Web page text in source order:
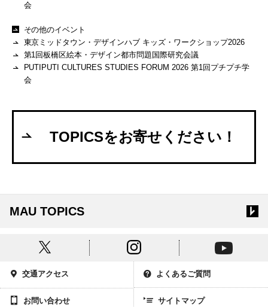
会
その他のイベント
東京ミッドタウン・デザインハブ キッズ・ワークショップ2026
第1回板橋区絵本・デザイン都市問題国際研究会議
PUTIPUTI CULTURES STUDIES FORUM 2026 第1回プチプチ学
会
TOPICSをお寄せください！
MAU TOPICS
交通アクセス よくあるご質問
お問い合わせ サイトマップ